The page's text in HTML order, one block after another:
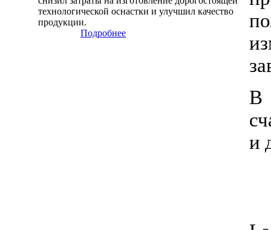
технологической оснастки и улучшил качество
продукции.
Подробнее
В
и